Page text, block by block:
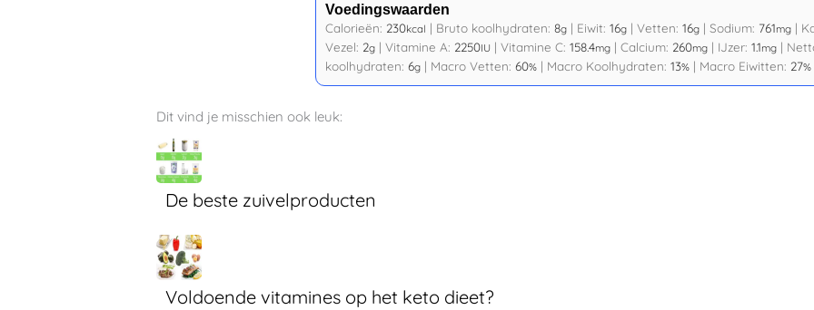
Voedingswaarden
Calorieën: 230kcal | Bruto koolhydraten: 8g | Eiwit: 16g | Vetten: 16g | Sodium: 761mg |
Vezel: 2g | Vitamine A: 2250IU | Vitamine C: 158.4mg | Calcium: 260mg | IJzer: 1.1mg |
koolhydraten: 6g | Macro Vetten: 60% | Macro Koolhydraten: 13% | Macro Eiwitten: 27%
Dit vind je misschien ook leuk:
De beste zuivelproducten
Voldoende vitamines op het keto dieet?